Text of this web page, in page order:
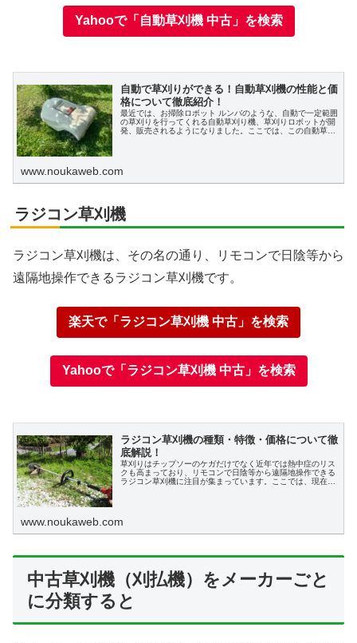
Yahooで「自動草刈機 中古」を検索
自動で草刈りができる！自動草刈機の性能と価
格について徹底紹介！
最近では、お掃除ロボット ルンバのような、自動で一定範囲
の草刈りを行ってくれる自動草刈り機、草刈りロボットが開
発、販売されるようになりました。ここでは、この自動草刈
www.noukaweb.com
ラジコン草刈機
ラジコン草刈機は、その名の通り、リモコンで日陰等から
遠隔地操作できるラジコン草刈機です。
楽天で「ラジコン草刈機 中古」を検索
Yahooで「ラジコン草刈機 中古」を検索
ラジコン草刈機の種類・特徴・価格について徹
底解説！
草刈りはチップソーのケガだけでなく近年では熱中症のリス
クも高まっており、リモコンで日陰等から遠隔地操作できる
ラジコン草刈機に注目が集まっています。ここでは、現在日
www.noukaweb.com
中古草刈機（刈払機）をメーカーごと
に分類すると